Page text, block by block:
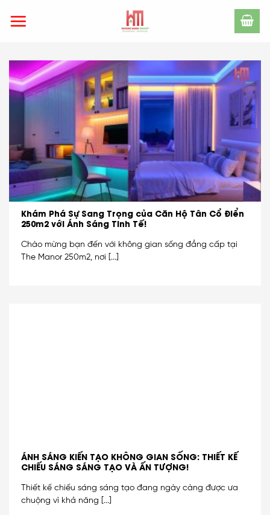
Khám Phá Sự Sang Trọng của Căn Hộ Tân Cổ Điển
250m2 với Ánh Sáng Tinh Tế!
Chào mừng bạn đến với không gian sống đẳng cấp tại
The Manor 250m2, nơi [...]
ÁNH SÁNG KIẾN TẠO KHÔNG GIAN SỐNG: THIẾT KẾ
CHIẾU SÁNG SÁNG TẠO VÀ ẤN TƯỢNG!
Thiết kế chiếu sáng sáng tạo đang ngày càng được ưa
chuộng vì khả năng [...]